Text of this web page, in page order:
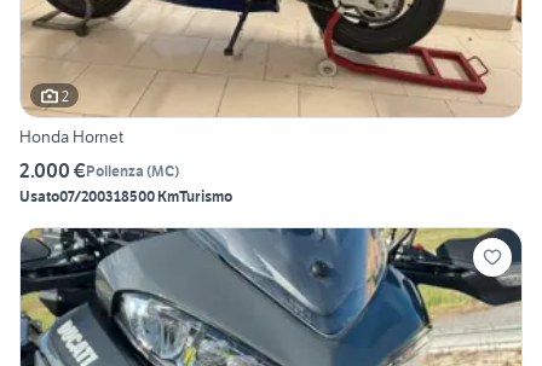
2
Honda Hornet
2.000 €Pollenza (MC)
Usato07/200318500 KmTurismo